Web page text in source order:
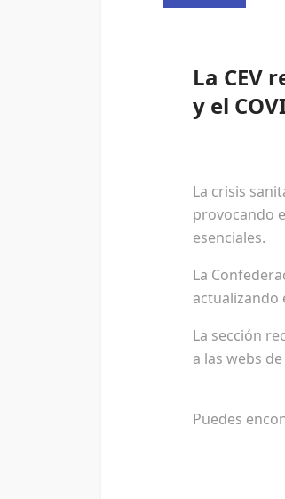
La CEV
y el
La crisis
provocando
esenciales.
La
actualizando
La sección
a las webs
Puedes